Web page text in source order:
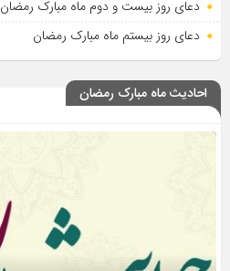
دعای روز بیست و دوم ماه مبارک رمضان
دعای روز بیستم ماه مبارک رمضان
احادیث ماه مبارک رمضان